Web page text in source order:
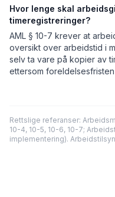
Hvor lenge skal
timeregistreringer?
AML § 10-7 krever at
oversikt over arbeidstid i
selv ta vare på kopier av
ettersom
Rettslige referanser:
10-4, 10-5, 10-6, 10-7;
implementering).